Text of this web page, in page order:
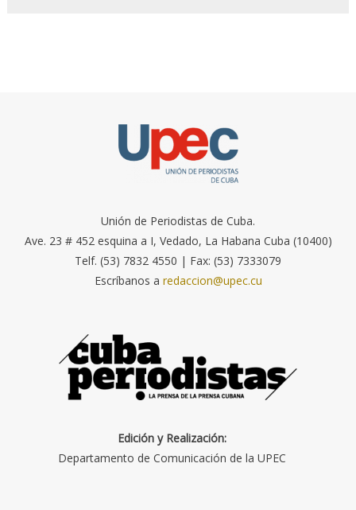
Unión de Periodistas de Cuba.
Ave. 23 # 452 esquina a I, Vedado, La Habana Cuba (10400)
Telf. (53) 7832 4550 | Fax: (53) 7333079
Escríbanos a redaccion@upec.cu
Edición y Realización:
Departamento de Comunicación de la UPEC